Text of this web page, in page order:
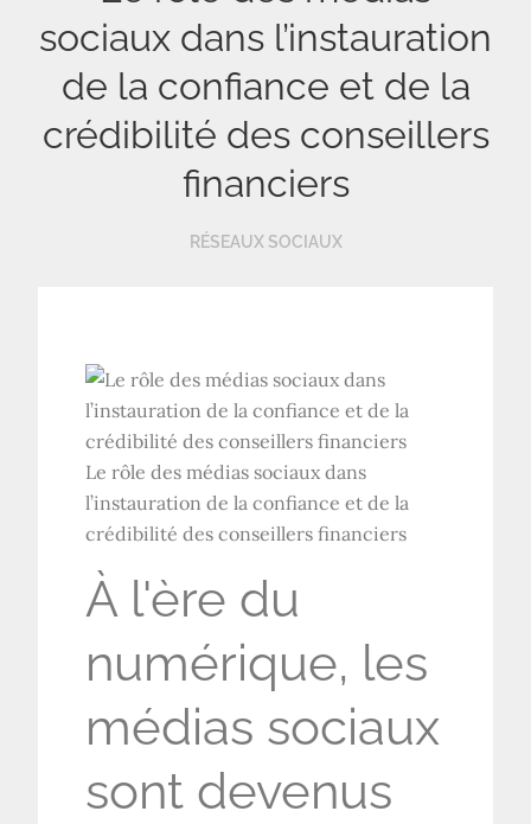
sociaux dans l’instauration
de la confiance et de la
crédibilité des conseillers
financiers
RÉSEAUX SOCIAUX
Le rôle des médias sociaux dans
l’instauration de la confiance et de la
crédibilité des conseillers financiers
À l'ère du
numérique, les
médias sociaux
sont devenus